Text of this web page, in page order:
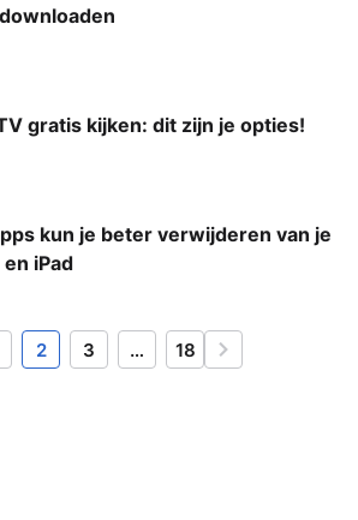
gratis kijken: dit zijn je opties!
kun je beter verwijderen van je
iPad
2 3 … 18 Volgende